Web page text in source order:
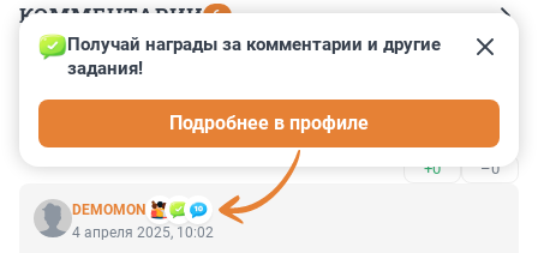
КОММЕНТАРИИ 6
Гость
Слабо до ноля, а после полуночи очень яркое было.
+0 –0
DEMOMON
Получай награды за комментарии и другие
задания!
Подробнее в профиле
4 апреля 2025, 10:02